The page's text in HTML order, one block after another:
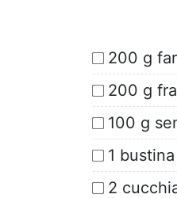
200 g
200 g
100 g
1
2